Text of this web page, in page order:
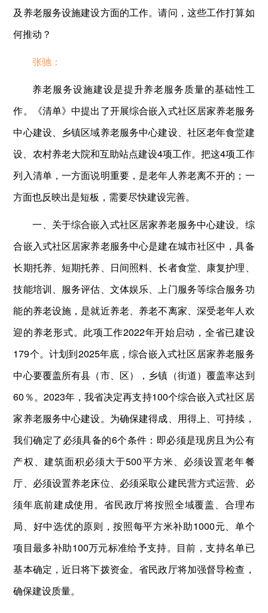
及养老服务设施建设方面的工作。请问，这些工作打算如
何推动？
张驰：
养老服务设施建设是提升养老服务质量的基础性工
作。《清单》中提出了开展综合嵌入式社区居家养老服务
中心建设、乡镇区域养老服务中心建设、社区老年食堂建
设、农村养老大院和互助站点建设4项工作。把这4项工作
列入清单，一方面说明重要，是老年人养老离不开的；一
方面也反映出是短板，需要尽快建设完善。
一、关于综合嵌入式社区居家养老服务中心建设。综
合嵌入式社区居家养老服务中心是建在城市社区中，具备
长期托养、短期托养、日间照料、长者食堂、康复护理、
技能培训、服务评估、文体娱乐、上门服务等综合服务功
能的养老设施，是就近养老、养老不离家、深受老年人欢
迎的养老形式。此项工作2022年开始启动，全省已建设
179个。计划到2025年底，综合嵌入式社区居家养老服务
中心要覆盖所有县（市、区），乡镇（街道）覆盖率达到
60％。2023年，我省决定再支持100个综合嵌入式社区居
家养老服务中心建设。为确保建得成、用得上、可持续，
我们确定了必须具备的6个条件：即必须是现房且为公有
产权、建筑面积必须大于500平方米、必须设置老年餐
厅、必须设置养老床位、必须采取公建民营方式运营、必
须年底前建成使用。省民政厅将按照全域覆盖、合理布
局、好中选优的原则，按照每平方米补助1000元、单个
项目最多补助100万元标准给予支持。目前，支持名单已
基本确定，近日将下拨资金。省民政厅将加强督导检查，
确保建设质量。